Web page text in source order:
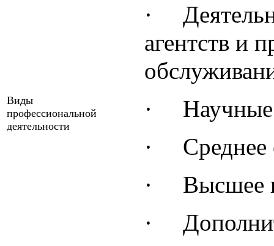
Виды
профессиональной
деятельности
·
агентств и
·
Научные
·
Среднее
·
Высшее
·